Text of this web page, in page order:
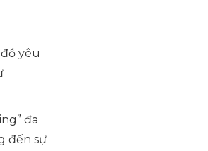
yêu
đa
đến sự